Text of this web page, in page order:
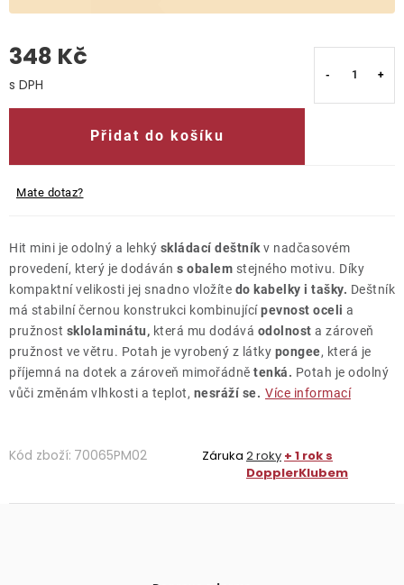
348 Kč
Přidat do košíku
Mate dotaz?
Hit mini je odolný a lehký skládací deštník v nadčasovém
provedení, který je dodáván s obalem stejného motivu. Díky
kompaktní velikosti jej snadno vložíte do kabelky i tašky. Deštník
má stabilní černou konstrukci kombinujícípevnost oceli a
pružnost sklolaminátu, která mu dodává odolnost a zároveň
pružnost ve větru. Potah je vyrobený z látky pongee, která je
příjemná na dotek a zároveň mimořádně tenká. Potah je odolný
vůči změnám vlhkosti a teplot, nesráží se. Více informací
Kód zboží: 70065PM02 Záruka 2 roky + 1 rok s
DopplerKlubem